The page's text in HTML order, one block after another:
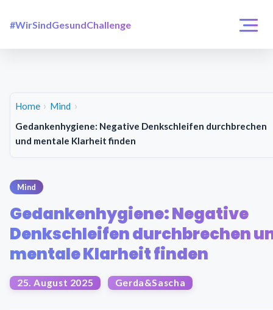
#WirSindGesundChallenge
Login / Registrierung
Über uns
Home
Mind
Gedankenhygiene: Negative Denkschleifen durchbrechen
und mentale Klarheit finden
Mind
Gedankenhygiene: Negative
Denkschleifen durchbrechen
mentale Klarheit finden
25. August 2025 Gerda&Sascha